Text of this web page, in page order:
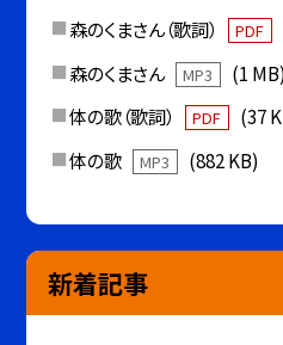
森のくまさん（歌詞）
PDF
森のくまさん
MP3
(1 MB)
体の歌（歌詞）
PDF
(37
体の歌
MP3 (882 KB)
新着記事